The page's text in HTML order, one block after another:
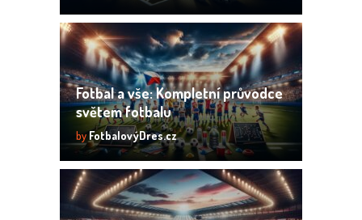
Fotbal a vše: Kompletní průvodce
světem fotbalu
by FotbalovýDres.cz